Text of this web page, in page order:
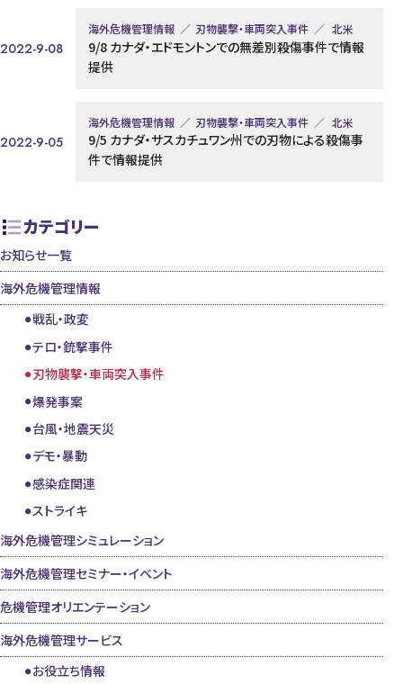
カテゴリー
お知らせ一覧
海外危機管理情報
戦乱・政変
テロ・銃撃事件
刃物襲撃・車両突入事件
爆発事案
台風・地震天災
デモ・暴動
感染症関連
ストライキ
海外危機管理シミュレーション
海外危機管理セミナー・イベント
危機管理オリエンテーション
海外危機管理サービス
お役立ち情報
2022-9-08
海外危機管理情報 刃物襲撃・車両突入事件 北米
9/8 カナダ・エドモントンでの無差別殺傷事件で情報
提供
2022-9-05
海外危機管理情報 刃物襲撃・車両突入事件 北米
9/5 カナダ・サスカチュワン州での刃物による殺傷事
件で情報提供